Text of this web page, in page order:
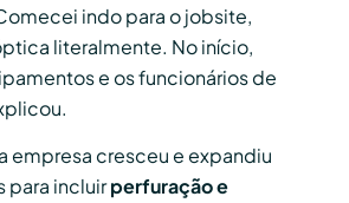
indo para o jobsite,
literalmente. No início,
e os funcionários de
empresa cresceu e expandiu
para incluirperfuração e